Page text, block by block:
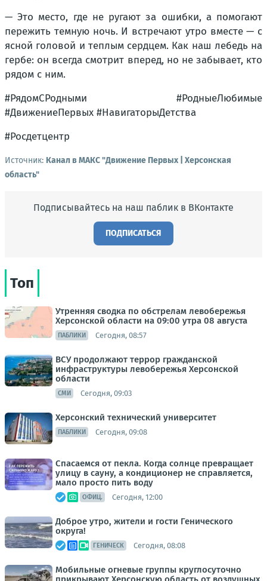
— Это место, где не ругают за ошибки, а помогают
пережить темную ночь. И встречают утро вместе — с
ясной головой и теплым сердцем. Как наш лебедь на
гербе: он всегда смотрит вперед, но не забывает, кто
рядом с ним.
#РядомСРодными #РодныеЛюбимые
#ДвижениеПервых #НавигаторыДетства
#Росдетцентр
Источник: Канал в МАКС "Движение Первых | Херсонская
область"
Подписывайтесь на наш паблик в ВКонтакте
ПОДПИСАТЬСЯ
Топ
Утренняя сводка по обстрелам левобережья
Херсонской области на 09:00 утра 08 августа
ПАБЛИКИ Сегодня, 08:57
ВСУ продолжают террор гражданской
инфраструктуры левобережья Херсонской
области
СМИ Сегодня, 09:03
Херсонский технический университет
ПАБЛИКИ Сегодня, 09:08
Спасаемся от пекла. Когда солнце превращает
улицу в сауну, а кондиционер не справляется,
мало просто пить воду
ОФИЦ. Сегодня, 12:00
Доброе утро, жители и гости Генического
округа!
ГЕНИЧЕСК Сегодня, 08:08
Мобильные огневые группы круглосуточно